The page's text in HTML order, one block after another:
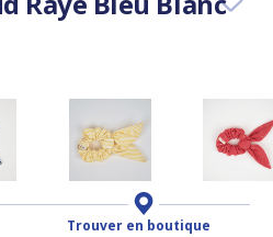
Trouver en boutique